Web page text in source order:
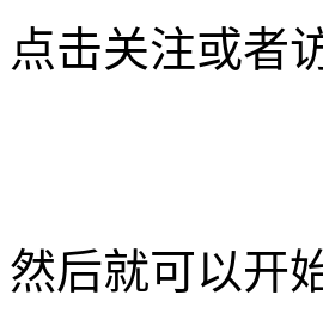
点击关注或者
然后就可以开